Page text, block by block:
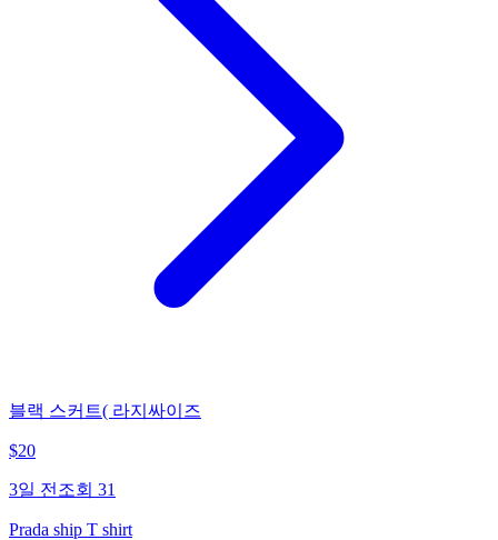
블랙 스커트( 라지싸이즈
$20
3일 전 조회 31
Prada ship T shirt